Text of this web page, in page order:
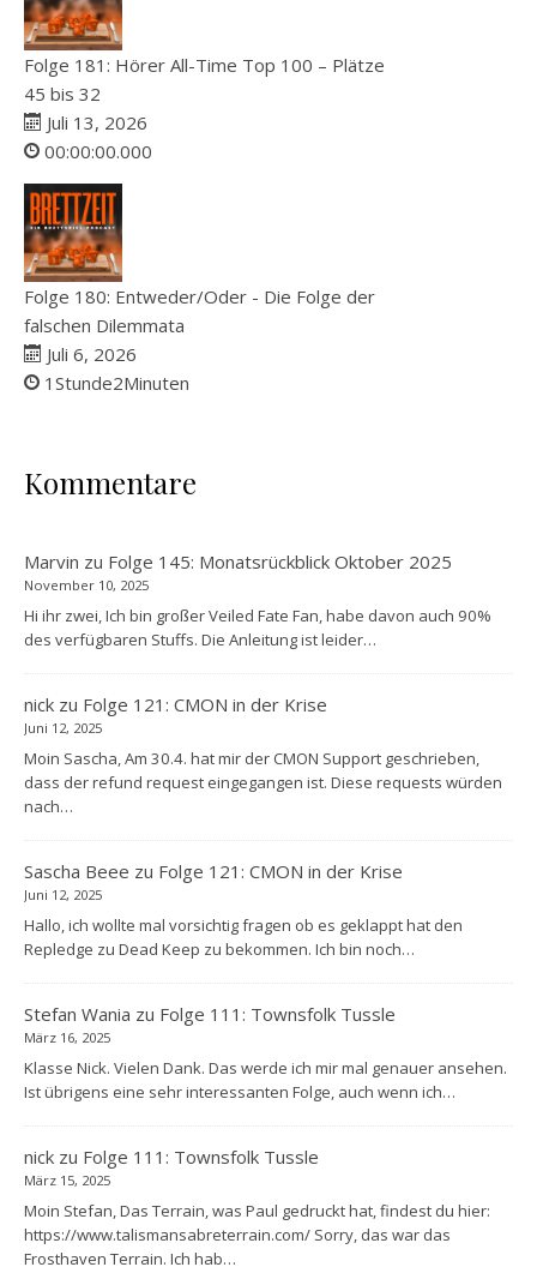
Folge 181: Hörer All-Time Top 100 – Plätze
45 bis 32
Juli 13, 2026
00:00:00.000
Folge 180: Entweder/Oder - Die Folge der
falschen Dilemmata
Juli 6, 2026
1Stunde2Minuten
Kommentare
Marvin zu Folge 145: Monatsrückblick Oktober 2025
November 10, 2025
Hi ihr zwei, Ich bin großer Veiled Fate Fan, habe davon auch 90%
des verfügbaren Stuffs. Die Anleitung ist leider…
nick zu Folge 121: CMON in der Krise
Juni 12, 2025
Moin Sascha, Am 30.4. hat mir der CMON Support geschrieben,
dass der refund request eingegangen ist. Diese requests würden
nach…
Sascha Beee zu Folge 121: CMON in der Krise
Juni 12, 2025
Hallo, ich wollte mal vorsichtig fragen ob es geklappt hat den
Repledge zu Dead Keep zu bekommen. Ich bin noch…
Stefan Wania zu Folge 111: Townsfolk Tussle
März 16, 2025
Klasse Nick. Vielen Dank. Das werde ich mir mal genauer ansehen.
Ist übrigens eine sehr interessanten Folge, auch wenn ich…
nick zu Folge 111: Townsfolk Tussle
März 15, 2025
Moin Stefan, Das Terrain, was Paul gedruckt hat, findest du hier:
https://www.talismansabreterrain.com/ Sorry, das war das
Frosthaven Terrain. Ich hab…